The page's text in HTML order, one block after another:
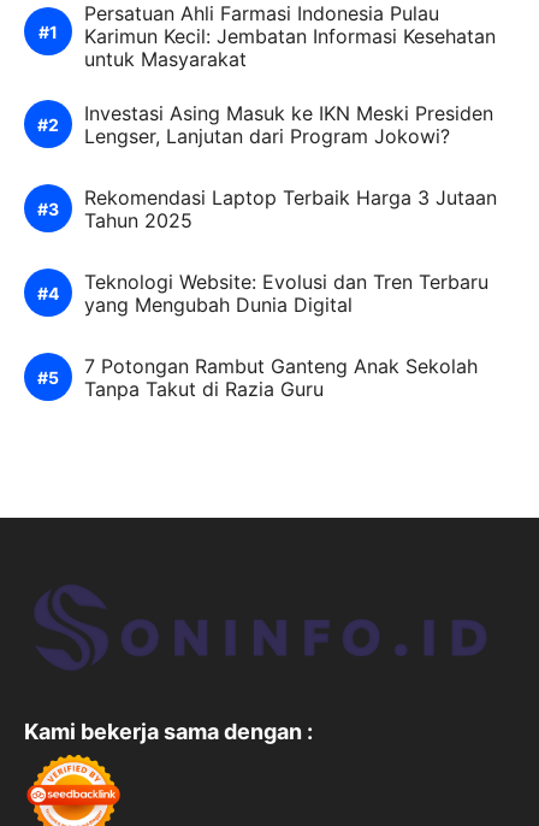
Persatuan Ahli Farmasi Indonesia Pulau
Karimun Kecil: Jembatan Informasi Kesehatan
untuk Masyarakat
Investasi Asing Masuk ke IKN Meski Presiden
Lengser, Lanjutan dari Program Jokowi?
Rekomendasi Laptop Terbaik Harga 3 Jutaan
Tahun 2025
Teknologi Website: Evolusi dan Tren Terbaru
yang Mengubah Dunia Digital
7 Potongan Rambut Ganteng Anak Sekolah
Tanpa Takut di Razia Guru
Kami bekerja sama dengan :